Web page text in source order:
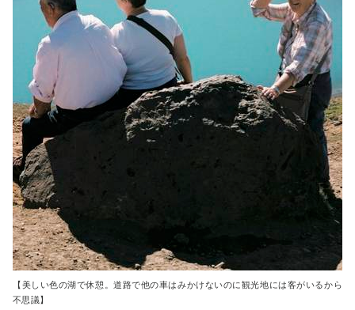
【美しい色の湖で休憩。道路で他の車はみかけないのに観光地には客がいるから
不思議】